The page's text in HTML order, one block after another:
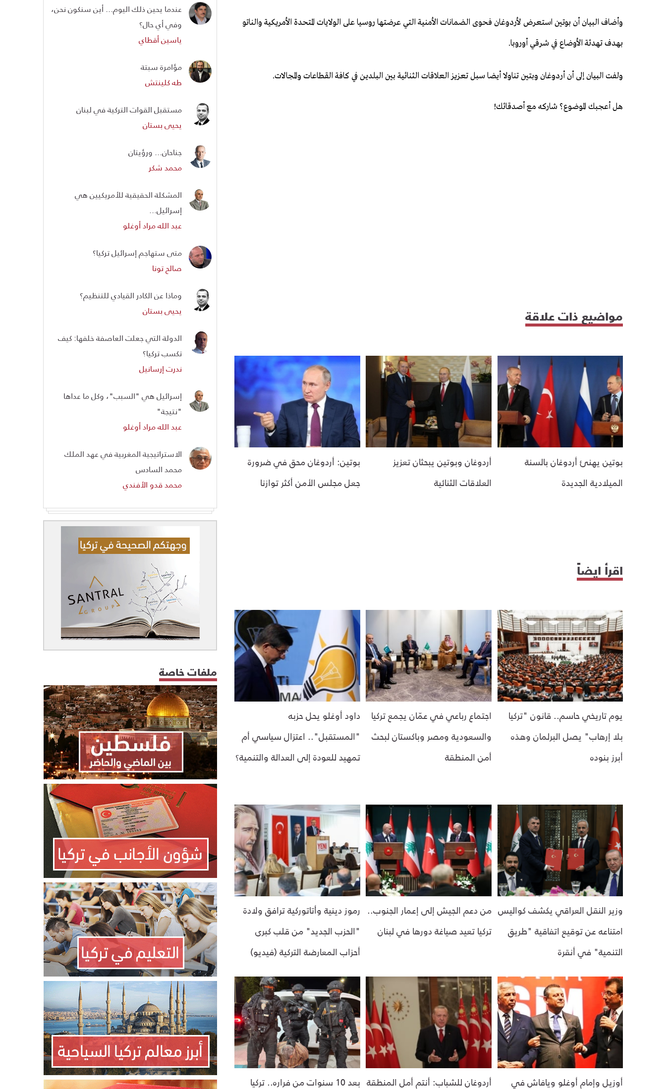
وأضاف البيان أن بوتين استعرض لأردوغان فحوى الضمانات الأمنية التي عرضتها روسيا على الولايات المتحدة الأمريكية والناتو
بهدف تهدئة الأوضاع في شرقي أوروبا.
ولفت البيان إلى أن أردوغان وبتين تناولا أيضا سبل تعزيز العلاقات الثنائية بين البلدين في كافة القطاعات والمجالات.
هل أعجبك الموضوع؟ شاركه مع أصدقائك!
مواضيع ذات علاقة
بوتين يهنئ أردوغان بالسنة
الميلادية الجديدة
أردوغان وبوتين يبحثان تعزيز
العلاقات الثنائية
بوتين: أردوغان محق في ضرورة
جعل مجلس الأمن أكثر توازنا
اقرأ ايضاً
يوم تاريخي حاسم.. قانون "تركيا
بلا إرهاب" يصل البرلمان وهذه
أبرز بنوده
اجتماع رباعي في عمّان يجمع تركيا
والسعودية ومصر وباكستان لبحث
أمن المنطقة
داود أوغلو يحل حزبه
"المستقبل".. اعتزال سياسي أم
تمهيد للعودة إلى العدالة والتنمية؟
وزير النقل العراقي يكشف كواليس
امتناعه عن توقيع اتفاقية "طريق
التنمية" في أنقرة
من دعم الجيش إلى إعمار الجنوب..
تركيا تعيد صياغة دورها في لبنان
رموز دينية وأتاتوركية ترافق ولادة
"الحزب الجديد" من قلب كبرى
أحزاب المعارضة التركية (فيديو)
أوزيل وإمام أوغلو ويافاش في أردوغان للشباب: أنتم أمل المنطقة بعد 10 سنوات من فراره.. تركيا
عندما يحين ذلك اليوم... أين سنكون نحن،
وفي أي حال؟
ياسين أقطاي
مؤامرة سبتة
طه كلينتش
مستقبل القوات التركية في لبنان
يحيى بستان
جناحان... ورؤيتان
محمد شكر
المشكلة الحقيقية للأمريكيين هي
إسرائيل...
عبد الله مراد أوغلو
متى ستهاجم إسرائيل تركيا؟
صالح تونا
وماذا عن الكادر القيادي للتنظيم؟
يحيى بستان
الدولة التي جعلت العاصفة خلفها: كيف
تكسب تركيا؟
ندرت إرسانيل
إسرائيل هي "السبب"، وكل ما عداها
"نتيجة"
عبد الله مراد أوغلو
الاستراتيجية المغربية في عهد الملك
محمد السادس
محمد قدو الأفندي
ملفات خاصة